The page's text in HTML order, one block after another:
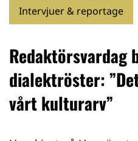
Intervjuer & reportage
Redaktörsvardag
dialektröster:
vårt kulturarv”